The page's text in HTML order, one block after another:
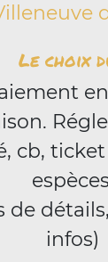
Le choix
cb,
de
infos)